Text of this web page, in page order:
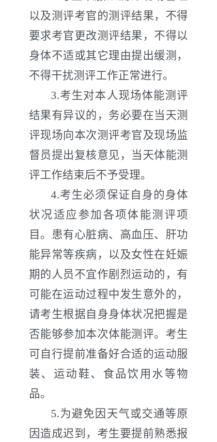
以及测评考官的测评结果，不得
要求考官更改测评结果，不得以
身体不适或其它理由提出缓测，
不得干扰测评工作正常进行。
3.考生对本人现场体能测评
结果有异议的，务必要在当天测
评现场向本次测评考官及现场监
督员提出复核意见，当天体能测
评工作结束后不予受理。
4.考生必须保证自身的身体
状况适应参加各项体能测评项
目。患有心脏病、高血压、肝功
能异常等疾病，以及女性在妊娠
期的人员不宜作剧烈运动的，有
可能在运动过程中发生意外的，
请考生根据自身身体状况把握是
否能够参加本次体能测评。考生
可自行提前准备好合适的运动服
装、运动鞋、食品饮用水等物
品。
5.为避免因天气或交通等原
因造成迟到，考生要提前熟悉报